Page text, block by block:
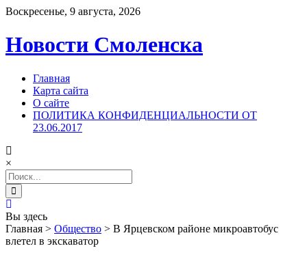
Воскресенье, 9 августа, 2026
Новости Смоленска
Главная
Карта сайта
О сайте
ПОЛИТИКА КОНФИДЕНЦИАЛЬНОСТИ ОТ
23.06.2017
×
Search
for:
Вы здесь
Главная > Общество > В Ярцевском районе микроавтобус
влетел в экскаватор